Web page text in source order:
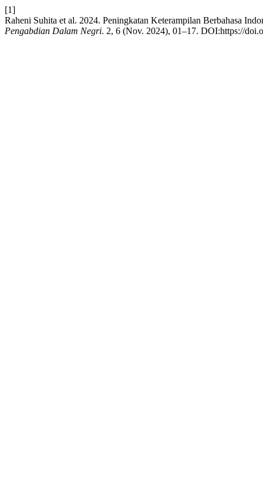
[1]
Raheni Suhita et al. 2024. Peningkatan Keterampilan Berbahasa
Pengabdian Dalam Negri. 2, 6 (Nov. 2024), 01–17. DOI:https://